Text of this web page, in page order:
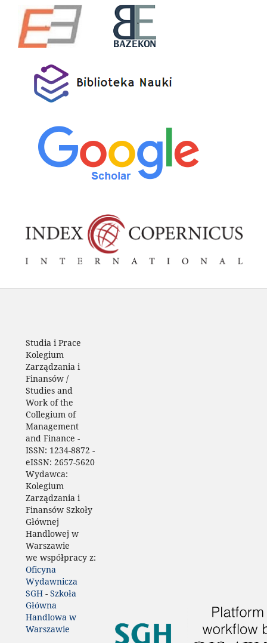
Studia i Prace
Kolegium
Zarządzania i
Finansów /
Studies and
Work of the
Collegium of
Management
and Finance -
ISSN: 1234-8872 -
eISSN: 2657-5620
Wydawca:
Kolegium
Zarządzania i
Finansów Szkoły
Głównej
Handlowej w
Warszawie
we współpracy z:
Oficyna
Wydawnicza
SGH- Szkoła
Główna
Handlowa w
Warszawie